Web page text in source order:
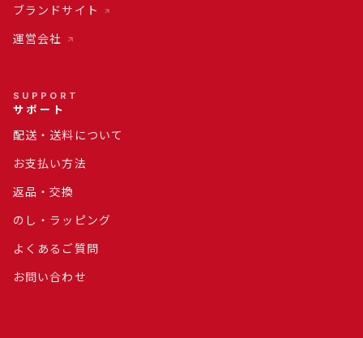
ブランドサイト
運営会社
SUPPORT
サポート
配送・送料について
お支払い方法
返品・交換
のし・ラッピング
よくあるご質問
お問い合わせ